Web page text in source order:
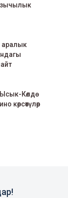
аралык
Көлдө
көрсөтүлөр